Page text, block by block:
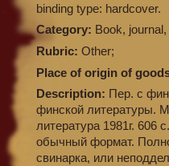
binding type: hardcover.
Category: Book,
Rubric: Other;
Place of origin of
Description: Пер. с
финской литературы.
литература 1981г. 606
обычный формат.
свинарка, или